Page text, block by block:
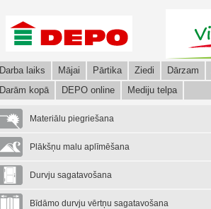
Darba laiks Mājai Pārtika Ziedi Dārzam
Darām kopā
DEPO online Mediju telpa
Materiālu piegriešana
Plākšņu malu aplīmēšana
Durvju sagatavošana
Bīdāmo durvju vērtņu sagatavošana